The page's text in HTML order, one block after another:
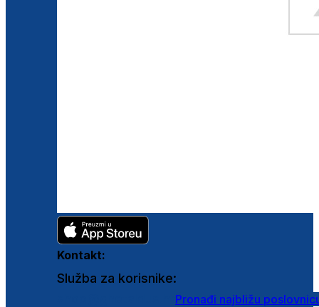
Kontakt:
Služba za korisnike:
Pronađi najbližu